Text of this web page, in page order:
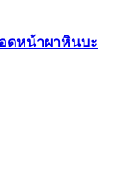
ดหน้าผาหินบะ